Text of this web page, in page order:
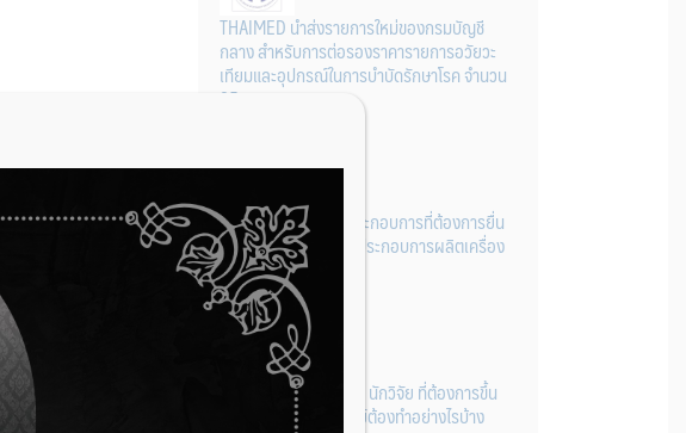
THAIMED นำส่งรายการใหม่ของกรมบัญชี
กลาง สำหรับการต่อรองราคารายการอวัยวะ
เทียมและอุปกรณ์ในการบำบัดรักษาโรค จำนวน
25 รายการ
การเตรียมเอกสารผู้ประกอบการที่ต้องการยื่น
คำขอจดทะเบียนสถานประกอบการผลิตเครื่อง
มือแพทย์ (รายใหม่)
22 กรกฎาคม 2026
ผู้ประกอบการผลิต และ นักวิจัย ที่ต้องการขึ้น
ทะเบียนเครื่องมือแพทย์ต้องทำอย่างไรบ้าง